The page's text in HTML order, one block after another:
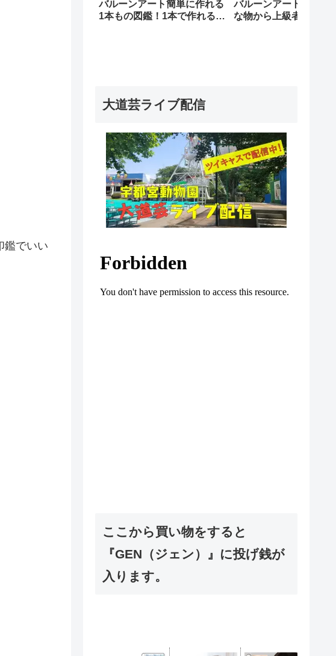
鑑でいい
バルーンアート簡単に作れる
1本もの図鑑！1本で作れる簡
バルーンアート剣図鑑
な物から上級者向けの
大道芸ライブ配信
ここから買い物をすると
『GEN（ジェン）』に投げ銭が
入ります。